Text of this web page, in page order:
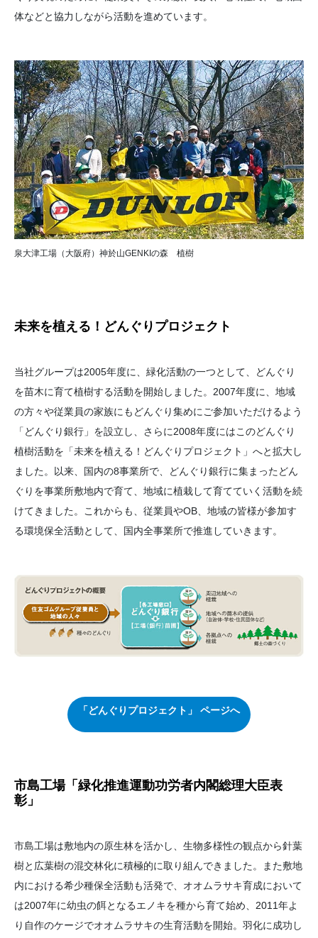
体などと協力しながら活動を進めています。
泉大津工場（大阪府）神於山GENKIの森 植樹
未来を植える！どんぐりプロジェクト
当社グループは2005年度に、緑化活動の一つとして、どんぐり
を苗木に育て植樹する活動を開始しました。2007年度に、地域
の方々や従業員の家族にもどんぐり集めにご参加いただけるよう
「どんぐり銀行」を設立し、さらに2008年度にはこのどんぐり
植樹活動を「未来を植える！どんぐりプロジェクト」へと拡大し
ました。以来、国内の8事業所で、どんぐり銀行に集まったどん
ぐりを事業所敷地内で育て、地域に植栽して育てていく活動を続
けてきました。これからも、従業員やOB、地域の皆様が参加す
る環境保全活動として、国内全事業所で推進していきます。
「どんぐりプロジェクト」 ページへ
市島工場「緑化推進運動功労者内閣総理大臣表
彰」
市島工場は敷地内の原生林を活かし、生物多様性の観点から針葉
樹と広葉樹の混交林化に積極的に取り組んできました。また敷地
内における希少種保全活動も活発で、オオムラサキ育成において
は2007年に幼虫の餌となるエノキを種から育て始め、2011年よ
り自作のケージでオオムラサキの生育活動を開始。羽化に成功し